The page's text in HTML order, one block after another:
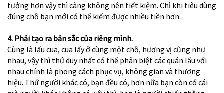
tưởng hơn vậy thì càng không nên tiết kiệm. Chỉ khi tiêu dùng
đúng chỗ bạn mới có thể kiếm được nhiều tiền hơn.
4. Phải tạo ra bản sắc của riêng mình.
Cùng là lẩu cua, cua lấy ở cùng một chỗ, hương vị cũng như
nhau, vậy thì thứ duy nhất có thể phân biệt các quán lẩu với
nhau chính là phong cách phục vụ, không gian và thương
hiệu. Thứ người khác có, bạn đều có, hơn nữa bạn còn có cái